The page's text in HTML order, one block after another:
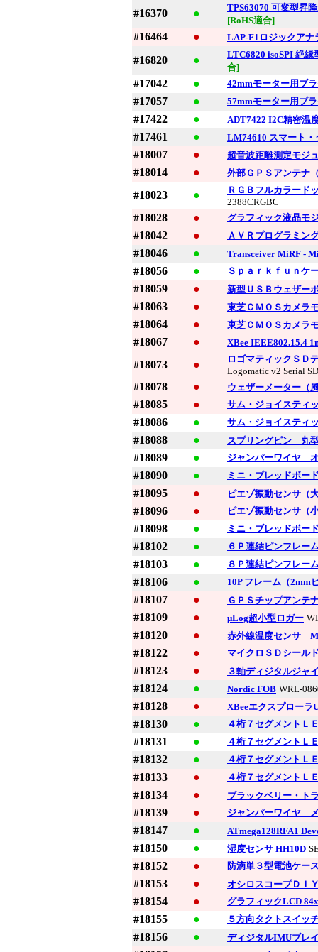
#16370 ●
TPS63070 可変型昇
[RoHS適合]
#16464 ● LAP-F1ロジックアナ
#16820 ●
LTC6820 isoSPI 絶
合]
#17042 ● 42mmモーター用ブ
#17057 ● 57mmモーター用ブ
#17422 ● ADT7422 I2C精密温
#17461 ● LM74610 スマート・
#18007 ● 超音波距離測定モジ
#18014 ● 外部ＧＰＳアンテナ
#18023 ●
ＲＧＢフルカラード
2388CRGBC
#18028 ● グラフィック液晶モ
#18042 ● ＡＶＲプログラミン
#18046 ● Transceiver MiRF -
#18056 ● Ｓｐａｒｋｆｕｎケ
#18059 ● 新型ＵＳＢウェザー
#18063 ● 東芝ＣＭＯＳカメラ
#18064 ● 東芝ＣＭＯＳカメラ
#18067 ● XBee IEEE802.15.4
#18073 ●
ロゴマティックＳＤ
Logomatic v2 Serial
#18078 ● ウェザーメーター（
#18085 ● サム・ジョイスティ
#18086 ● サム・ジョイスティ
#18088 ● スプリングピン 丸
#18089 ● ジャンパーワイヤ
#18090 ● ミニ・ブレッドボー
#18095 ● ピエゾ振動センサ（
#18096 ● ピエゾ振動センサ（
#18098 ● ミニ・ブレッドボ
#18102 ● ６Ｐ連結ピンフレー
#18103 ● ８Ｐ連結ピンフレー
#18106 ● 10P フレーム（2mm
#18107 ● ＧＰＳチップアンテ
#18109 ● μLog超小型ロガー
#18120 ● 赤外線温度センサ
#18122 ● マイクロＳＤシール
#18123 ● ３軸ディジタルジャ
#18124 ● Nordic FOB WRL-
#18128 ● XBeeエクスプローラ
#18130 ● ４桁７セグメントＬ
#18131 ● ４桁７セグメントＬ
#18132 ● ４桁７セグメントＬ
#18133 ● ４桁７セグメントＬ
#18134 ● ブラックベリー・ト
#18139 ● ジャンパーワイヤ
#18147 ● ATmega128RFA1
#18150 ● 湿度センサ HH10D
#18152 ● 防滴単３型電池ケー
#18153 ● オシロスコープＤＩ
#18154 ● グラフィックLCD
#18155 ● ５方向タクトスイッ
#18156 ● ディジタルIMUブレ